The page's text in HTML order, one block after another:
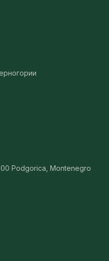
Podgorica, Montenegro